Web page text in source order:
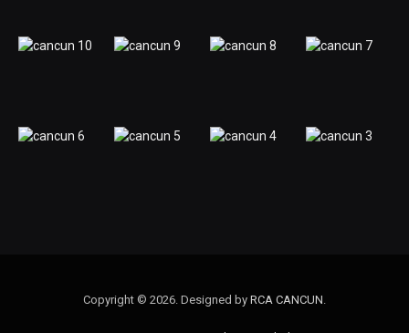
Copyright © 2026. Designed by RCA CANCUN.